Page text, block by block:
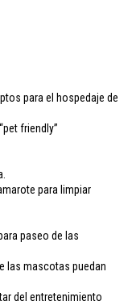
para el hospedaje de
friendly”
para limpiar
paseo de las
las mascotas puedan
del entretenimiento